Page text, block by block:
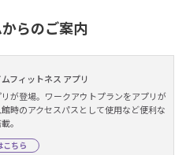
らのご案内
フィットネス アプリ
が登場。ワークアウトプランをアプリが
時のアクセスパスとして使用など便利な
。
こちら